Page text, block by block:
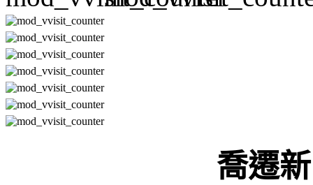
喬遷